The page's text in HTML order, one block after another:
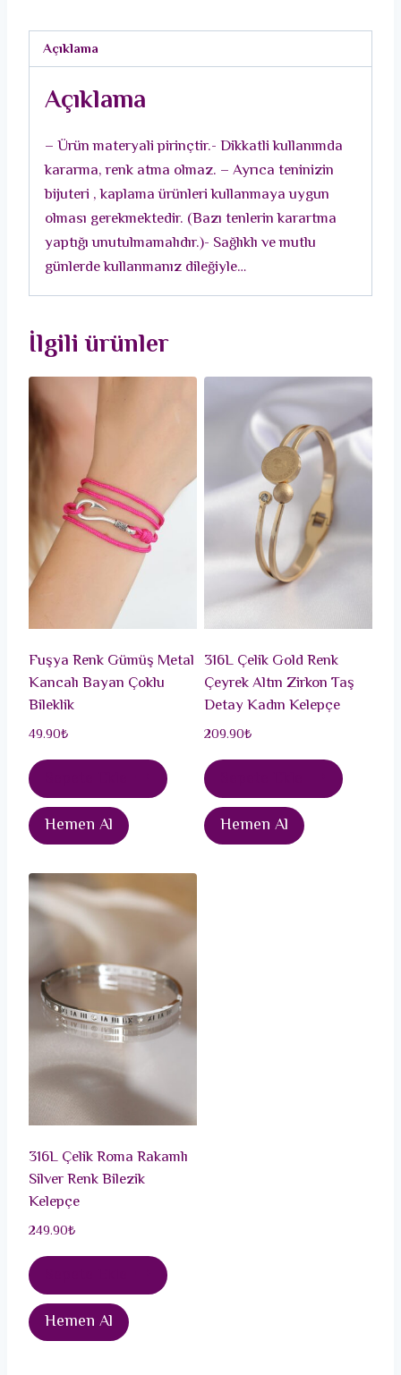
Taşlı
Kalp
Charm
Kadın
Bileklik
adet
Açıklama
Açıklama
– Ürün materyali pirinçtir.- Dikkatli kullanımda
kararma, renk atma olmaz. – Ayrıca teninizin
bijuteri , kaplama ürünleri kullanmaya uygun
olması gerekmektedir. (Bazı tenlerin karartma
yaptığı unutulmamalıdır.)- Sağlıklı ve mutlu
günlerde kullanmanız dileğiyle…
İlgili ürünler
Fuşya Renk Gümüş Metal
Kancalı Bayan Çoklu
Bileklik
49.90₺
Hemen Al
316L Çelik Gold Renk
Çeyrek Altın Zirkon Taş
Detay Kadın Kelepçe
209.90₺
Hemen Al
316L Çelik Roma Rakamlı
Silver Renk Bilezik
Kelepçe
249.90₺
Hemen Al